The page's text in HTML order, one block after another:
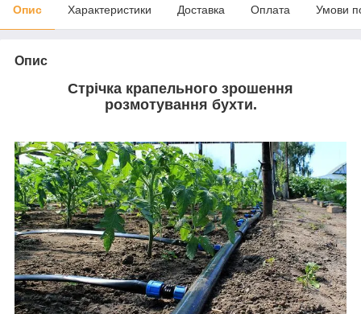
Опис Характеристики Доставка Оплата Умови
Опис
Стрічка крапельного зрошення
розмотування бухти.